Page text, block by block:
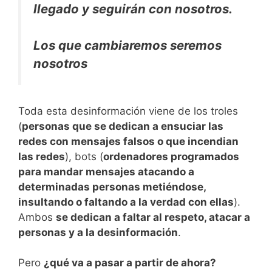
llegado y seguirán con nosotros.
Los que cambiaremos seremos
nosotros
Toda esta desinformación viene de los troles
(personas que se dedican a ensuciar las
redes con mensajes falsos o que incendian
las redes), bots (ordenadores programados
para mandar mensajes atacando a
determinadas personas metiéndose,
insultando o faltando a la verdad con ellas).
Ambos se dedican a faltar al respeto, atacar a
personas y a la desinformación.
Pero ¿qué va a pasar a partir de ahora?